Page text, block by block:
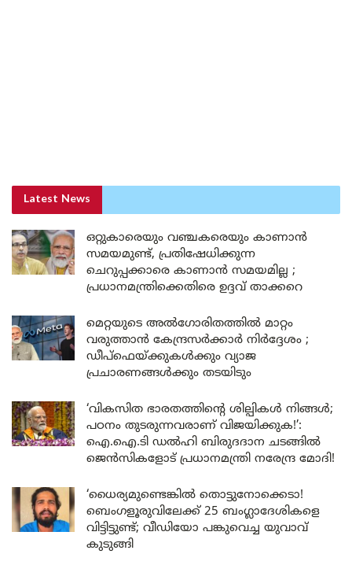
Latest News
ഒറ്റുകാരെയും വഞ്ചകരെയും കാണാൻ
സമയമുണ്ട്, പ്രതിഷേധിക്കുന്ന
ചെറുപ്പക്കാരെ കാണാൻ സമയമില്ല ;
പ്രധാനമന്ത്രിക്കെതിരെ ഉദ്ദവ് താക്കറെ
മെറ്റയുടെ അൽഗോരിതത്തിൽ മാറ്റം
വരുത്താൻ കേന്ദ്രസർക്കാർ നിർദ്ദേശം ;
ഡീപ്‌ഫെയ്ക്കുകൾക്കും വ്യാജ
പ്രചാരണങ്ങൾക്കും തടയിടും
‘വികസിത ഭാരതത്തിന്റെ ശില്പികൾ നിങ്ങൾ;
പഠനം തുടരുന്നവരാണ് വിജയിക്കുക!’:
ഐ.ഐ.ടി ഡൽഹി ബിരുദദാന ചടങ്ങിൽ
ജെൻസികളോട് പ്രധാനമന്ത്രി നരേന്ദ്ര മോദി!
‘ധൈര്യമുണ്ടെങ്കിൽ തൊട്ടുനോക്കെടാ!
ബെംഗളൂരുവിലേക്ക് 25 ബംഗ്ലാദേശികളെ
വിട്ടിട്ടുണ്ട്; വീഡിയോ പങ്കുവെച്ച യുവാവ്
കുടുങ്ങി